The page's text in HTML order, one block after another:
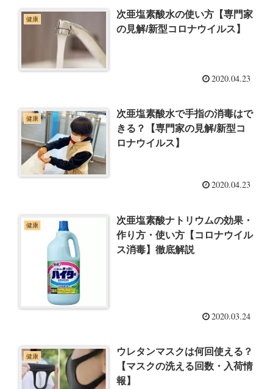
健康
次亜塩素酸水の使い方【専門家
の見解/新型コロナウイルス】
2020.04.23
健康
次亜塩素酸水で手指の消毒はで
きる？【専門家の見解/新型コ
ロナウイルス】
2020.04.23
健康
次亜塩素酸ナトリウムの効果・
作り方・使い方【コロナウイル
ス消毒】徹底解説
2020.03.24
健康
ウレタンマスクは何回使える？
【マスクの洗える回数・入荷情
報】